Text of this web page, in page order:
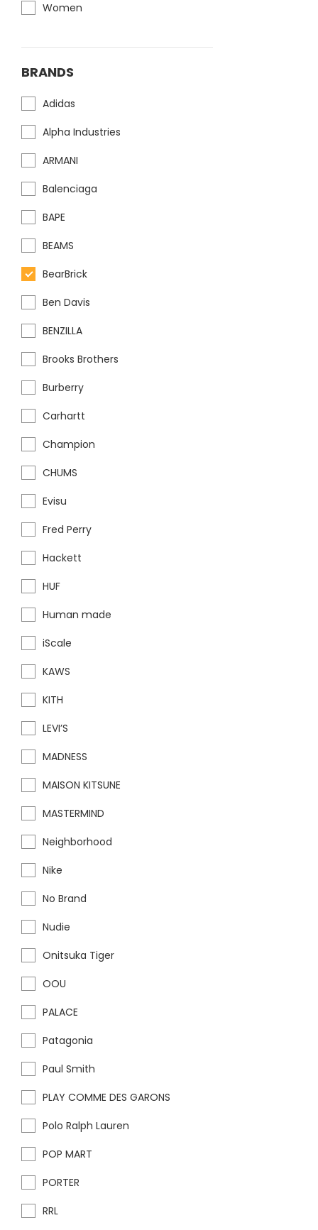
Women
BRANDS
Adidas
Alpha Industries
ARMANI
Balenciaga
BAPE
BEAMS
BearBrick
Ben Davis
BENZILLA
Brooks Brothers
Burberry
Carhartt
Champion
CHUMS
Evisu
Fred Perry
Hackett
HUF
Human made
iScale
KAWS
KITH
LEVI’S
MADNESS
MAISON KITSUNE
MASTERMIND
Neighborhood
Nike
No Brand
Nudie
Onitsuka Tiger
OOU
PALACE
Patagonia
Paul Smith
PLAY COMME DES GARONS
Polo Ralph Lauren
POP MART
PORTER
RRL